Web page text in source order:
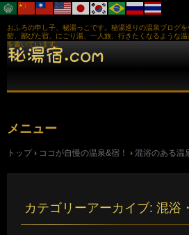
おふろの申し子、秘湯っこです。秘湯巡りの温泉ブログ
館、鄙びた宿、にごり湯、一人旅、行きたくなるような
を書いています。
メニュー
ン
トップ › ココが自慢の温泉&宿！ › 混浴のある温
カテゴリーアーカイブ: 混浴